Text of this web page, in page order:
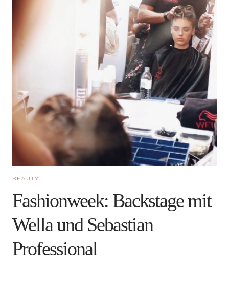
BEAUTY
Fashionweek: Backstage mit
Wella und Sebastian
Professional